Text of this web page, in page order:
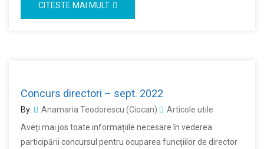
CITESTE MAI MULT
Concurs directori – sept. 2022
By: Anamaria Teodorescu (Ciocan)
Articole utile
Aveți mai jos toate informațiile necesare în vederea
participării concursul pentru ocuparea funcțiilor de director